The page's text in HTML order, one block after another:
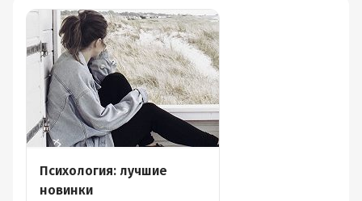
Психология: лучшие
новинки